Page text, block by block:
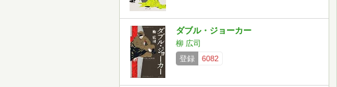
ダブル・ジョーカー
柳 広司
登録
6082